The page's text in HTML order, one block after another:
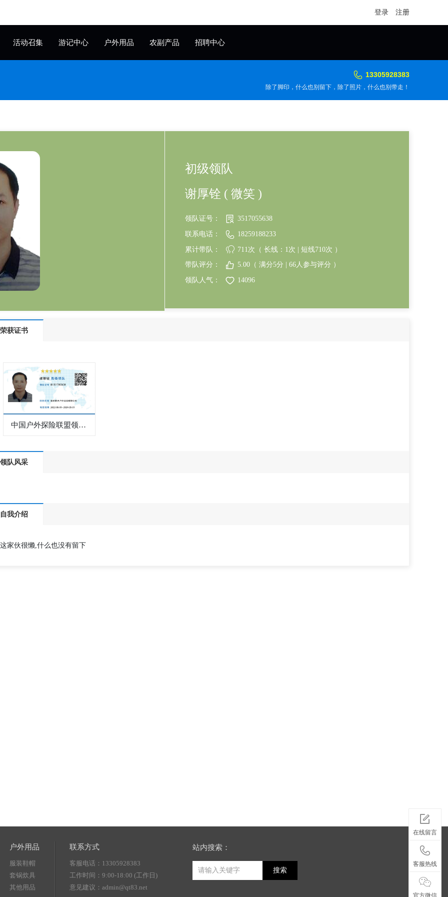
登录 注册
活动召集 游记中心 户外用品 农副产品 招聘中心
13305928383
除了脚印，什么也别留下，除了照片，什么也别带走！
初级领队
谢厚铨 ( 微笑 )
领队证号： 3517055638
联系电话： 18259188233
累计带队： 711次（ 长线：1次 | 短线710次 ）
带队评分： 5.00（ 满分5分 | 66人参与评分 ）
领队人气： 14096
荣获证书
中国户外探险联盟领队证
领队风采
自我介绍
这家伙很懒,什么也没有留下
户外用品
服装鞋帽
套锅炊具
其他用品
联系方式
客服电话：13305928383
工作时间：9:00-18:00 (工作日)
意见建议：admin@qt83.net
站内搜索：
搜索
在线留言
客服热线
官方微信